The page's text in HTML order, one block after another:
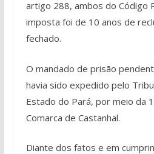
artigo 288, ambos do Código
imposta foi de 10 anos de
fechado.
O mandado de prisão
havia sido expedido pelo
Estado do Pará, por meio da
Comarca de Castanhal.
Diante dos fatos e em